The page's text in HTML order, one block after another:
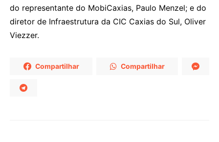
do representante do MobiCaxias, Paulo Menzel; e do
diretor de Infraestrutura da CIC Caxias do Sul, Oliver
Viezzer.
Compartilhar Compartilhar